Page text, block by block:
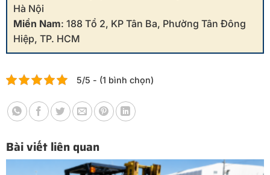
Hà Nội
Miền Nam: 188 Tổ 2, KP Tân Ba, Phường Tân Đông
Hiệp, TP. HCM
5/5 - (1 bình chọn)
Bài viết liên quan